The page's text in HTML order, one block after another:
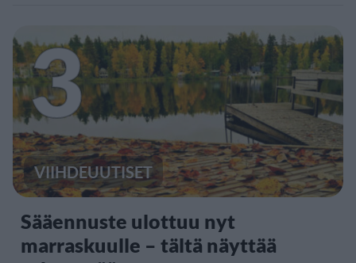
3
VIIHDEUUTISET
Sääennuste ulottuu nyt
marraskuulle – tältä näyttää